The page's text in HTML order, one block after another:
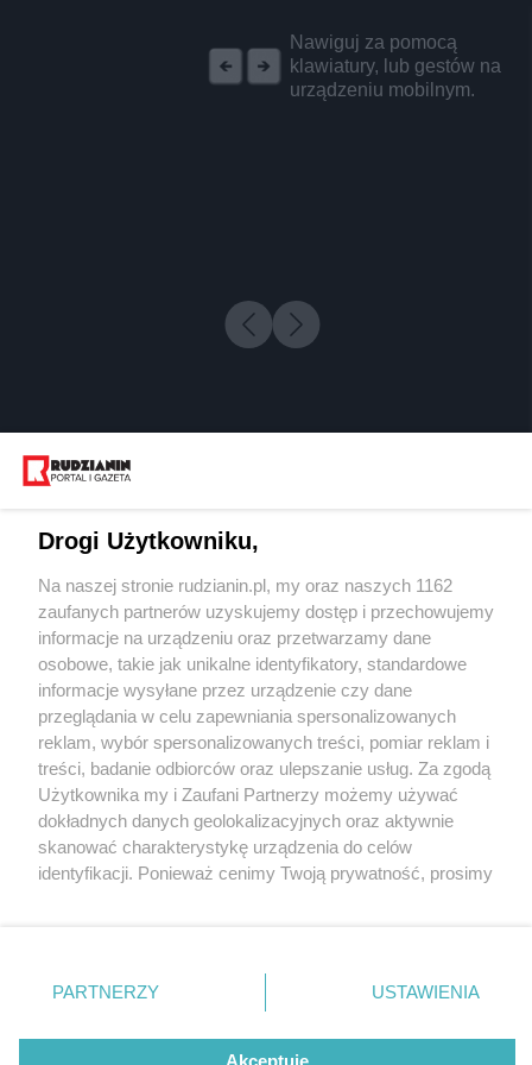
Nawiguj za pomocą
klawiatury, lub gestów na
urządzeniu mobilnym.
7 / 0
Wydawca mediów
Nie zapomnij
zapoznać się z:
polityką prywatności regulamin korzystania z portali
Twojemiasto
Piekary Śląskie
Chorzów
Tarnowskie Góry
Gliwice
Skontakuj sięz nami
Kontakt
Wydawca
Redakcja
Drogi Użytkowniku,
Na naszej stronie rudzianin.pl, my oraz naszych 1162
zaufanych partnerów uzyskujemy dostęp i przechowujemy
informacje na urządzeniu oraz przetwarzamy dane
osobowe, takie jak unikalne identyfikatory, standardowe
informacje wysyłane przez urządzenie czy dane
przeglądania w celu zapewniania spersonalizowanych
reklam, wybór spersonalizowanych treści, pomiar reklam i
treści, badanie odbiorców oraz ulepszanie usług. Za zgodą
Użytkownika my i Zaufani Partnerzy możemy używać
dokładnych danych geolokalizacyjnych oraz aktywnie
skanować charakterystykę urządzenia do celów
identyfikacji. Ponieważ cenimy Twoją prywatność, prosimy
prywatności znajdujący się w lewym dolnym rogu strony
. Niektóre rodzaje przetwarzania danych nie wymagają
zgody użytkownika, ale masz prawo sprzeciwić się
takiemu przetwarzaniu. Preferencje będą miały
PARTNERZY USTAWIENIA
Akceptuję